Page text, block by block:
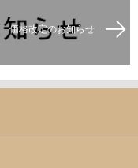
価格改定のお知らせ